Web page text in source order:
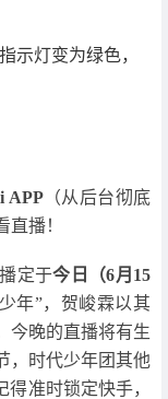
示灯变为绿色，
APP（从后台彻底
播！
定于今日（6月15
年”，贺峻霖以其
今晚的直播将有生
，时代少年团其他
准时锁定快手，